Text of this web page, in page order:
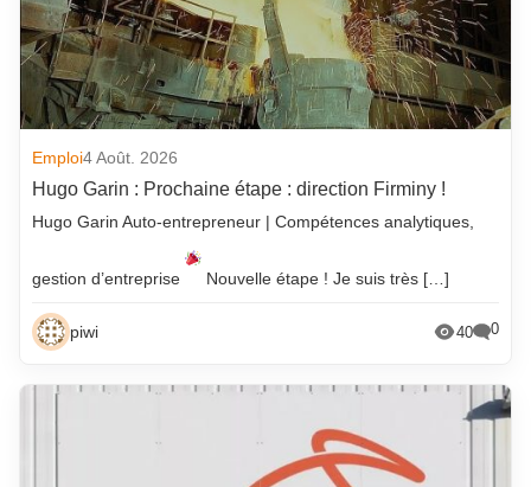
Emploi4 Août. 2026
Hugo Garin : Prochaine étape : direction Firminy !
Hugo Garin Auto-entrepreneur | Compétences analytiques,
gestion d’entreprise Nouvelle étape ! Je suis très […]
piwi 40 0